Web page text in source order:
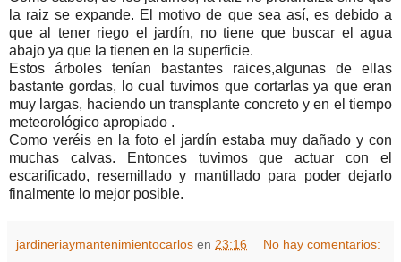
la raiz se expande. El motivo de que sea así, es debido a
que al tener riego el jardín, no tiene que buscar el agua
abajo ya que la tienen en la superficie.
Estos árboles tenían bastantes raices,algunas de ellas
bastante gordas, lo cual tuvimos que cortarlas ya que eran
muy largas, haciendo un transplante concreto y en el tiempo
meteorológico apropiado .
Como veréis en la foto el jardín estaba muy dañado y con
muchas calvas. Entonces tuvimos que actuar con el
escarificado, resemillado y mantillado para poder dejarlo
finalmente lo mejor posible.
jardineriaymantenimientocarlos en 23:16 No hay comentarios: